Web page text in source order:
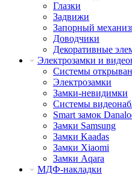
Глазки
Задвижи
Запорный
Доводчики
Декоративные
Электрозамки и
Системы
Электрозамки
Замки-невидимки
Системы
Smart замок
Замки Samsung
Замки Kaadas
Замки Xiaomi
Замки Aqara
МДФ-накладки